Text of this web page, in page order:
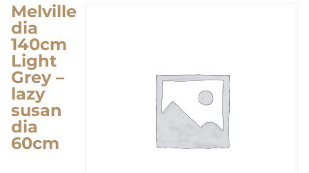
Melville
dia
140cm
Light
Grey –
lazy
susan
dia
60cm